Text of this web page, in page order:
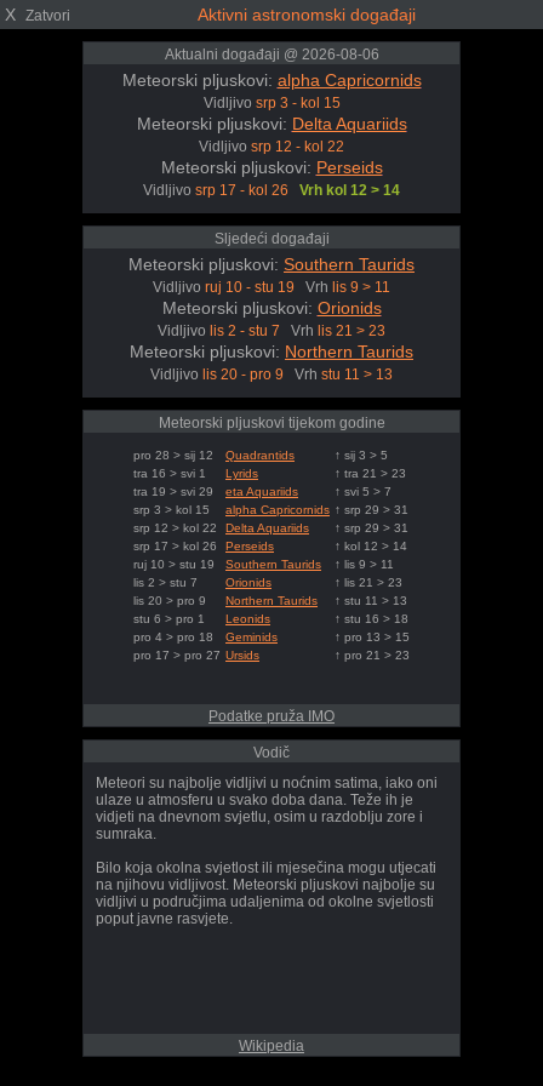
X Zatvori Aktivni astronomski događaji
Aktualni događaji @ 2026-08-06
Meteorski pljuskovi: alpha Capricornids
Vidljivo srp 3 - kol 15
Meteorski pljuskovi: Delta Aquariids
Vidljivo srp 12 - kol 22
Meteorski pljuskovi: Perseids
Vidljivo srp 17 - kol 26 Vrh kol 12 > 14
Sljedeći događaji
Meteorski pljuskovi: Southern Taurids
Vidljivo ruj 10 - stu 19 Vrh lis 9 > 11
Meteorski pljuskovi: Orionids
Vidljivo lis 2 - stu 7 Vrh lis 21 > 23
Meteorski pljuskovi: Northern Taurids
Vidljivo lis 20 - pro 9 Vrh stu 11 > 13
Meteorski pljuskovi tijekom godine
pro 28 > sij 12 Quadrantids
↑ sij 3 > 5
tra 16 > svi 1
Lyrids
↑ tra 21 > 23
tra 19 > svi 29
eta Aquariids
↑ svi 5 > 7
srp 3 > kol 15
alpha Capricornids ↑ srp 29 > 31
srp 12 > kol 22
Delta Aquariids
↑ srp 29 > 31
srp 17 > kol 26
Perseids
↑ kol 12 > 14
ruj 10 > stu 19
Southern Taurids
↑ lis 9 > 11
lis 2 > stu 7
Orionids
↑ lis 21 > 23
lis 20 > pro 9
Northern Taurids
↑ stu 11 > 13
stu 6 > pro 1
Leonids
↑ stu 16 > 18
pro 4 > pro 18
Geminids
↑ pro 13 > 15
pro 17 > pro 27 Ursids ↑ pro 21 > 23
Podatke pruža IMO
Vodič
Meteori su najbolje vidljivi u noćnim satima, iako oni
ulaze u atmosferu u svako doba dana. Teže ih je
vidjeti na dnevnom svjetlu, osim u razdoblju zore i
sumraka.
Bilo koja okolna svjetlost ili mjesečina mogu utjecati
na njihovu vidljivost. Meteorski pljuskovi najbolje su
vidljivi u područjima udaljenima od okolne svjetlosti
poput javne rasvjete.
Wikipedia